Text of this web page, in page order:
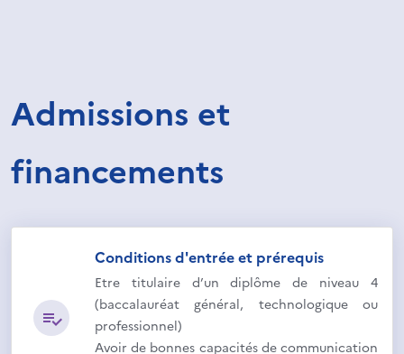
Admissions et
financements
Conditions d'entrée et prérequis
Etre titulaire d’un diplôme de niveau 4
(baccalauréat général, technologique ou
professionnel)
Avoir de bonnes capacités de communication